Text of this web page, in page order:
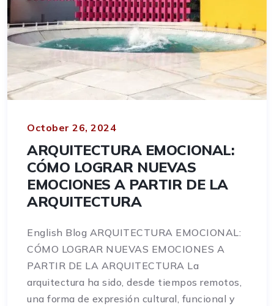
October 26, 2024
ARQUITECTURA EMOCIONAL:
CÓMO LOGRAR NUEVAS
EMOCIONES A PARTIR DE LA
ARQUITECTURA
English Blog ARQUITECTURA EMOCIONAL:
CÓMO LOGRAR NUEVAS EMOCIONES A
PARTIR DE LA ARQUITECTURA La
arquitectura ha sido, desde tiempos remotos,
una forma de expresión cultural, funcional y